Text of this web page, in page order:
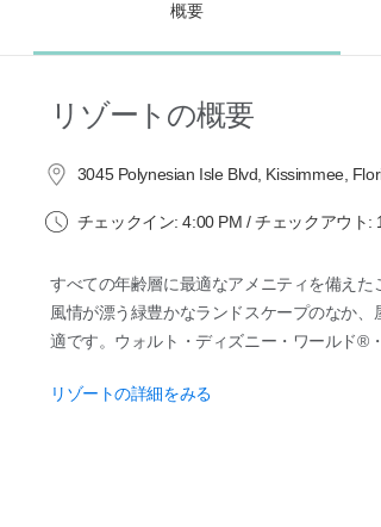
概要
リゾートの概要
3045 Polynesian Isle Blvd, Kissimmee,
チェックイン: 4:00 PM / チェックアウト:
すべての年齢層に最適なアメニティを備え
風情が漂う緑豊かなランドスケープのなか
適です。ウォルト・ディズニー・ワールド®
リゾートの詳細をみる